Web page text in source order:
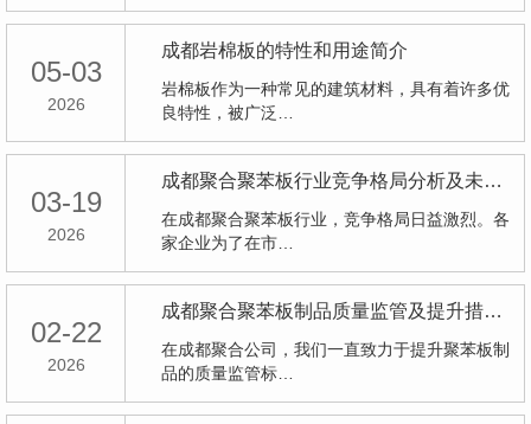
05-03
2026
成都岩棉板的特性和用途简介
岩棉板作为一种常见的建筑材料，具有着许多优
良特性，被广泛…
03-19
2026
成都聚合聚苯板行业竞争格局分析及未来趋势预测
在成都聚合聚苯板行业，竞争格局日益激烈。各
家企业为了在市…
02-22
2026
成都聚合聚苯板制品质量监管及提升措施研究
在成都聚合公司，我们一直致力于提升聚苯板制
品的质量监管标…